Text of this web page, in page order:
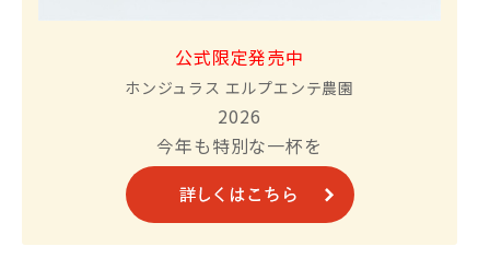
公式限定発売中
ホンジュラス エルプエンテ農園
2026
今年も特別な一杯を